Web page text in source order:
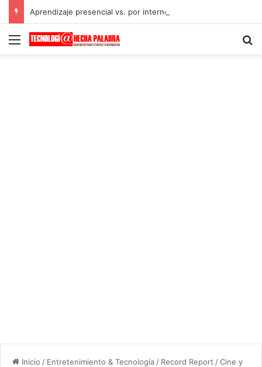
Aprendizaje presencial vs. por internet
Menú
Inicio / Entretenimiento & Tecnología / Record Report /Cine y